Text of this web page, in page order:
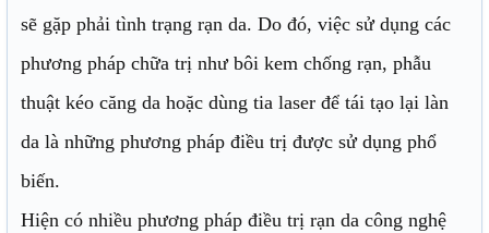
sẽ gặp phải tình trạng rạn da. Do đó, việc sử dụng các
phương pháp chữa trị như bôi kem chống rạn, phẫu
thuật kéo căng da hoặc dùng tia laser để tái tạo lại làn
da là những phương pháp điều trị được sử dụng phổ
biến.
Hiện có nhiều phương pháp điều trị rạn da công nghệ